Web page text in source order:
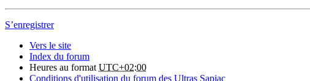
S’enregistrer
Vers le site
Index du forum
Heures au format UTC+02:00
Conditions d'utilisation du forum des Ultras Sapiac